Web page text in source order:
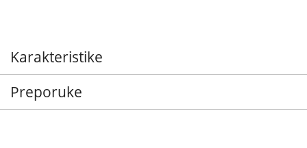
Karakteristike
Preporuke